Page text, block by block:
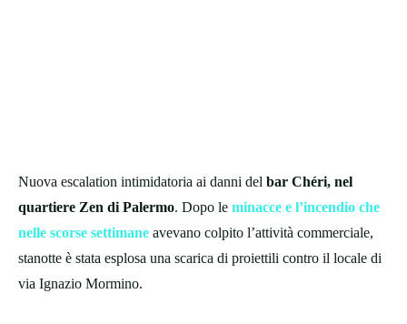
Nuova escalation intimidatoria ai danni del bar Chéri, nel
quartiere Zen di Palermo. Dopo le minacce e l’incendio che
nelle scorse settimane avevano colpito l’attività commerciale,
stanotte è stata esplosa una scarica di proiettili contro il locale di
via Ignazio Mormino.